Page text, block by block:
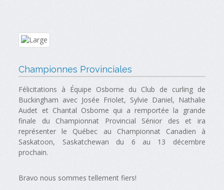
Championnes Provinciales
Félicitations à Équipe Osborne du Club de curling de
Buckingham avec Josée Friolet, Sylvie Daniel, Nathalie
Audet et Chantal Osborne qui a remportée la grande
finale du Championnat Provincial Sénior des et ira
représenter le Québec au Championnat Canadien à
Saskatoon, Saskatchewan du 6 au 13 décembre
prochain.
Bravo nous sommes tellement fiers!